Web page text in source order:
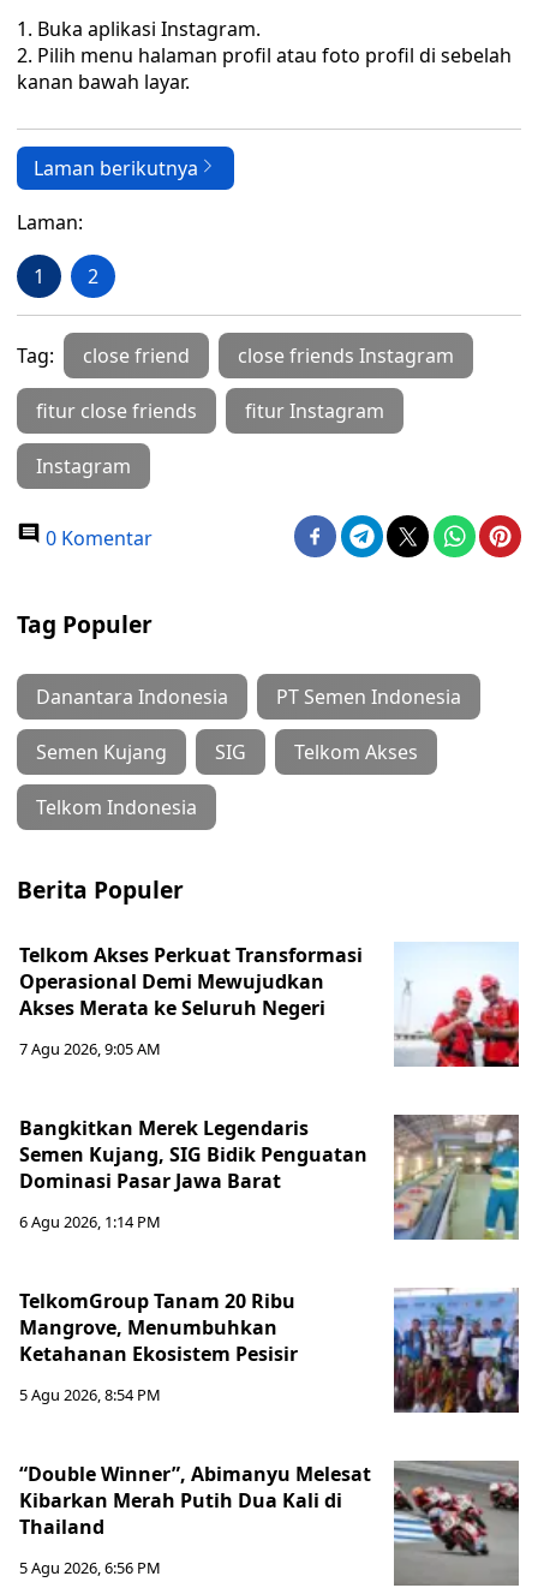
1. Buka aplikasi Instagram.
2. Pilih menu halaman profil atau foto profil di sebelah
kanan bawah layar.
Laman berikutnya
Laman:
1 2
Tag: close friend close friends Instagram
fitur close friends fitur Instagram
Instagram
0 Komentar
Tag Populer
Danantara Indonesia PT Semen Indonesia
Semen Kujang SIG Telkom Akses
Telkom Indonesia
Berita Populer
Telkom Akses Perkuat Transformasi
Operasional Demi Mewujudkan
Akses Merata ke Seluruh Negeri
7 Agu 2026, 9:05 AM
Bangkitkan Merek Legendaris
Semen Kujang, SIG Bidik Penguatan
Dominasi Pasar Jawa Barat
6 Agu 2026, 1:14 PM
TelkomGroup Tanam 20 Ribu
Mangrove, Menumbuhkan
Ketahanan Ekosistem Pesisir
5 Agu 2026, 8:54 PM
“Double Winner”, Abimanyu Melesat
Kibarkan Merah Putih Dua Kali di
Thailand
5 Agu 2026, 6:56 PM